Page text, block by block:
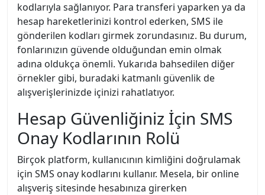
kodlarıyla sağlanıyor. Para transferi yaparken ya da
hesap hareketlerinizi kontrol ederken, SMS ile
gönderilen kodları girmek zorundasınız. Bu durum,
fonlarınızın güvende olduğundan emin olmak
adına oldukça önemli. Yukarıda bahsedilen diğer
örnekler gibi, buradaki katmanlı güvenlik de
alışverişlerinizde içinizi rahatlatıyor.
Hesap Güvenliğiniz İçin SMS
Onay Kodlarının Rolü
Birçok platform, kullanıcının kimliğini doğrulamak
için SMS onay kodlarını kullanır. Mesela, bir online
alışveriş sitesinde hesabınıza girerken